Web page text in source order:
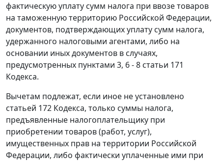
фактическую уплату сумм налога при ввозе товаров
на таможенную территорию Российской Федерации,
документов, подтверждающих уплату сумм налога,
удержанного налоговыми агентами, либо на
основании иных документов в случаях,
предусмотренных пунктами 3, 6 - 8 статьи 171
Кодекса.
Вычетам подлежат, если иное не установлено
статьей 172 Кодекса, только суммы налога,
предъявленные налогоплательщику при
приобретении товаров (работ, услуг),
имущественных прав на территории Российской
Федерации, либо фактически уплаченные ими при